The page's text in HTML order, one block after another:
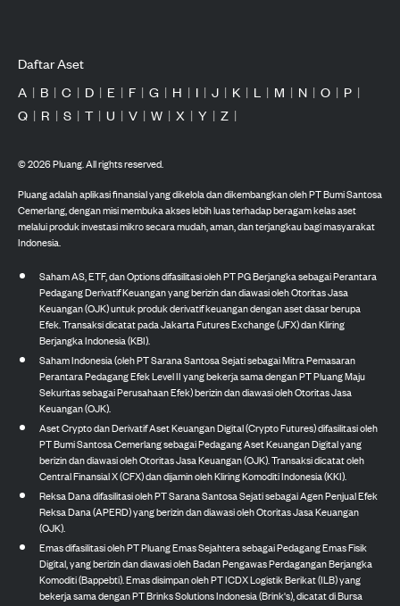
Daftar Aset
A | B | C | D | E | F | G | H | I | J | K | L | M | N | O | P |
Q | R | S | T | U | V | W | X | Y | Z |
©2026Pluang. All rights reserved.
Pluang adalah aplikasi finansial yang dikelola dan dikembangkan oleh PT Bumi Santosa
Cemerlang, dengan misi membuka akses lebih luas terhadap beragam kelas aset
melalui produk investasi mikro secara mudah, aman, dan terjangkau bagi masyarakat
Indonesia.
Saham AS, ETF, dan Options difasilitasi oleh PT PG Berjangka sebagai Perantara
Pedagang Derivatif Keuangan yang berizin dan diawasi oleh Otoritas Jasa
Keuangan (OJK) untuk produk derivatif keuangan dengan aset dasar berupa
Efek. Transaksi dicatat pada Jakarta Futures Exchange (JFX) dan Kliring
Berjangka Indonesia (KBI).
Saham Indonesia (oleh PT Sarana Santosa Sejati sebagai Mitra Pemasaran
Perantara Pedagang Efek Level II yang bekerja sama dengan PT Pluang Maju
Sekuritas sebagai Perusahaan Efek) berizin dan diawasi oleh Otoritas Jasa
Keuangan (OJK).
Aset Crypto dan Derivatif Aset Keuangan Digital (Crypto Futures) difasilitasi oleh
PT Bumi Santosa Cemerlang sebagai Pedagang Aset Keuangan Digital yang
berizin dan diawasi oleh Otoritas Jasa Keuangan (OJK). Transaksi dicatat oleh
Central Finansial X (CFX) dan dijamin oleh Kliring Komoditi Indonesia (KKI).
Reksa Dana difasilitasi oleh PT Sarana Santosa Sejati sebagai Agen Penjual Efek
Reksa Dana (APERD) yang berizin dan diawasi oleh Otoritas Jasa Keuangan
(OJK).
Emas difasilitasi oleh PT Pluang Emas Sejahtera sebagai Pedagang Emas Fisik
Digital, yang berizin dan diawasi oleh Badan Pengawas Perdagangan Berjangka
Komoditi (Bappebti). Emas disimpan oleh PT ICDX Logistik Berikat (ILB) yang
bekerja sama dengan PT Brinks Solutions Indonesia (Brink's), dicatat di Bursa